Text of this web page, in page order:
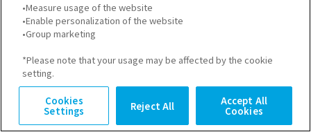
する技術や発想を外部から得られる点ですが、す
べての面で外部委託を推奨しているわけではあ
りません。自社の企業競争力を維持するために
も、研究開発においてコア技術は磨き続ける必
要があります。
•Measure usage of the website
•Enable personalization of the website
•Group marketing
*Please note that your usage may be affected by the cookie
setting.
Cookies
Settings Reject All Accept All
Cookies